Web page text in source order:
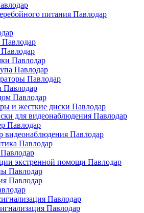
питания Павлодар
Павлодар
Павлодар
Павлодар
Павлодар
и жесткие диски Павлодар
для видеонаблюдения Павлодар
Павлодар
видеонаблюдения Павлодар
Павлодар
экстренной помощи Павлодар
Павлодар
Павлодар
Павлодар
Павлодар